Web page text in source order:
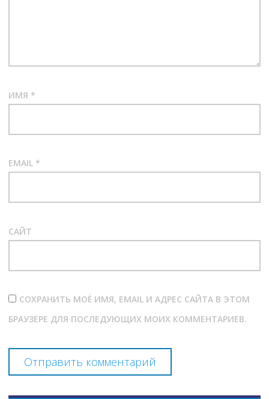
ИМЯ *
EMAIL *
САЙТ
СОХРАНИТЬ МОЁ ИМЯ, EMAIL И АДРЕС САЙТА В ЭТОМ
БРАУЗЕРЕ ДЛЯ ПОСЛЕДУЮЩИХ МОИХ КОММЕНТАРИЕВ.